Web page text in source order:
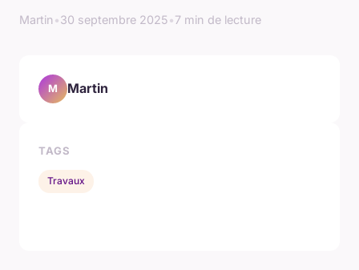
Martin•30 septembre 2025•7 min de lecture
M Martin
TAGS
Travaux